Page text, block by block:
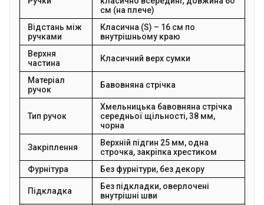
см (на плече)
Відстань між
ручками
Класична (S) – 16 см по
внутрішньому краю
Верхня
частина
Класичний верх сумки
Матеріал
ручок
Бавовняна стрічка
Тип ручок
Хмельницька бавовняна стрічка
середньої щільності, 38 мм,
чорна
Закріплення
Верхній підгин 25 мм, одна
строчка, закріпка хрестиком
Фурнітура
Без фурнітури, без декору
Підкладка
Без підкладки, оверлочені
внутрішні шви